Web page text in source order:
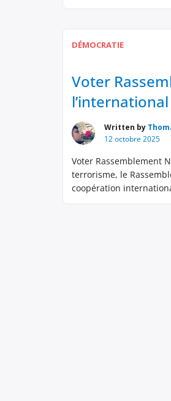
DÉMOCRATIE
Voter
l’international
Written by
12 octobre 2025
Voter Rassemblement
terrorisme, le
coopération